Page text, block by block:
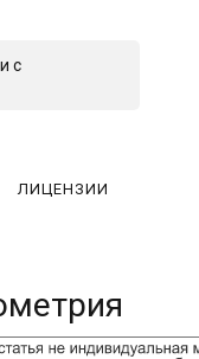
с
ЛИЦЕНЗИИ